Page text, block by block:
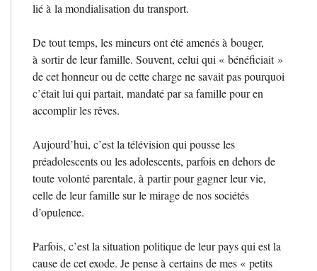
lié à la mondialisation du transport.
De tout temps, les mineurs ont été amenés à bouger,
à sortir de leur famille. Souvent, celui qui « bénéficiait »
de cet honneur ou de cette charge ne savait pas pourquoi
c’était lui qui partait, mandaté par sa famille pour en
accomplir les rêves.
Aujourd’hui, c’est la télévision qui pousse les
préadolescents ou les adolescents, parfois en dehors de
toute volonté parentale, à partir pour gagner leur vie,
celle de leur famille sur le mirage de nos sociétés
d’opulence.
Parfois, c’est la situation politique de leur pays qui est la
cause de cet exode. Je pense à certains de mes « petits